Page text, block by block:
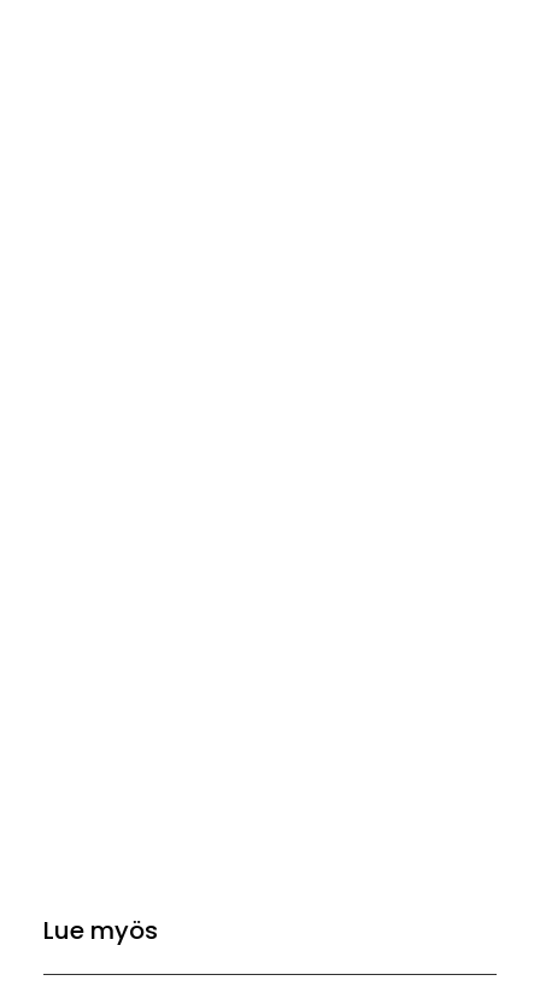
Lue myös